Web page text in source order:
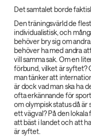
Det samtalet borde
Den träningsvärld de
individualistisk, och
behöver bry sig om
behöver ha med andra
vill samma sak. Om en
förbund, vilket är syftet?
man tänker att
är dock vad man ska ha
ofta erkännande för
om olympisk status då är
ett vägval? På den
att bäst i landet och att
är syftet.